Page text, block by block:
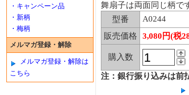
・キャンペーン品
・新柄
・梅柄
メルマガ登録・解除
メルマガ登録・解除は
こちら
舞扇子は両面同じ柄で
型番
A0244
販売価格
3,080円(税
購入数
注：銀行振り込みは前